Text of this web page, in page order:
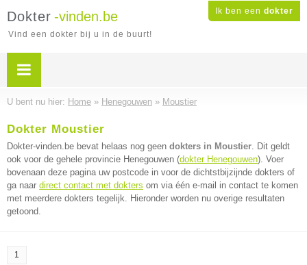
Ik ben een dokter
Dokter -vinden.be
Vind een dokter bij u in de buurt!
U bent nu hier: Home » Henegouwen » Moustier
Dokter Moustier
Dokter-vinden.be bevat helaas nog geen dokters in Moustier. Dit geldt
ook voor de gehele provincie Henegouwen (dokter Henegouwen). Voer
bovenaan deze pagina uw postcode in voor de dichtstbijzijnde dokters of
ga naar direct contact met dokters om via één e-mail in contact te komen
met meerdere dokters tegelijk. Hieronder worden nu overige resultaten
getoond.
1